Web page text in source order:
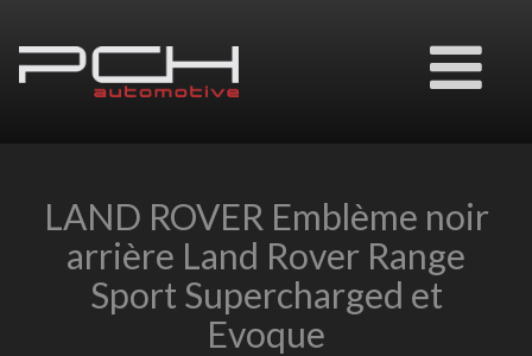
Ouvrir
le
LAND ROVER Emblème noir
arrière Land Rover Range
Sport Supercharged et
Evoque